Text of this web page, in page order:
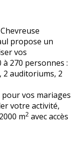
propose un
vos
270 personnes :
2 auditoriums, 2
pour vos mariages
votre activité,
m2 avec accès